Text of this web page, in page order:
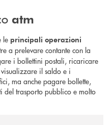
atm
le principali operazioni
a prelevare contante con la
i bollettini postali, ricaricare
il saldo e i
ma anche pagare bollette,
del trasporto pubblico e molto